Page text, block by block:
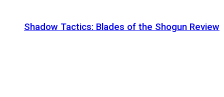
Shadow Tactics: Blades of the Shogun Review